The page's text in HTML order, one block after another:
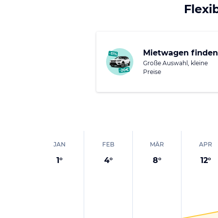
als auch für
entspannte
das Aktivurlaub und
Mietwagen finden
Große Auswahl, kleine
Preise
JAN
1°
FEB
4°
MÄR
8°
APR
12°